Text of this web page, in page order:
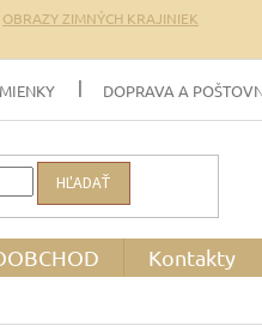
OBRAZY ZIMNÝCH KRAJINIEK
DOPRAVA A
HĽADAŤ
Kontakty